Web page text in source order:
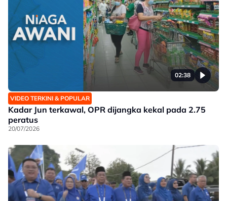
02:38
VIDEO TERKINI & POPULAR
Kadar Jun terkawal, OPR dijangka kekal pada 2.75
peratus
20/07/2026